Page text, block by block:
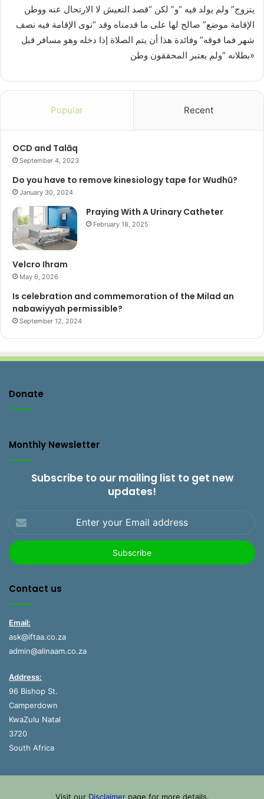
يتزوج” ولم يولد فيه “و” لكن “قصد التعيش لا الارتحال عنه ووطن
الإقامة موضع” صالح لها على ما قدمناه وقد “نوى الإقامة فيه نصف
شهر فما فوقه” وفائدة هذا أن يتم الصلاة إذا دخله وهو مسافر قبل
بطلانه “ولم يعتبر المحققون وطن»
Popular Recent
OCD and Talāq
September 4, 2023
Do you have to remove kinesiology tape for Wudhū?
January 30, 2024
Praying With A Urinary Catheter
February 18, 2025
Velcro Ihram
May 6, 2026
Is celebration and commemoration of the Milad an
nabawiyyah permissible?
September 12, 2024
Donate
Monthly Newsletter
Subscribe to our mailing list to get new
updates!
your
Email
address
Contact us
Email:
ask@iftaa.co.za
admin@alinaam.co.za
Address:
96 Bishop St.
Camperdown
KwaZulu Natal
3720
South Africa
Visit our Disclaimerpage for more details.